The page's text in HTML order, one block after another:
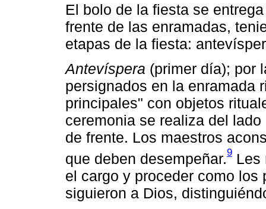
El bolo de la fiesta se
frente de las enramadas,
etapas de la fiesta:
Antevíspera (primer día); por
persignados en la enramada
principales" con objetos
ceremonia se realiza del
de frente. Los maestros
que deben desempeñar.9 Les
el cargo y proceder como
siguieron a Dios,